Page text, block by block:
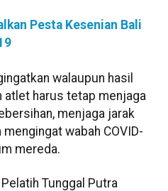
Pesta Kesenian Bali
walaupun hasil
atlet harus tetap menjaga
menjaga jarak
wabah COVID-
mereda.
Tunggal Putra